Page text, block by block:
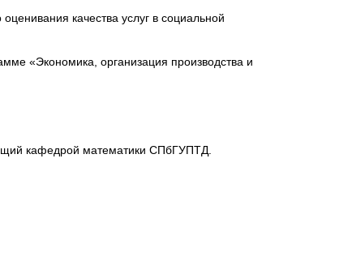
качества услуг в социальной
«Экономика, организация производства и
кафедрой математики СПбГУПТД.